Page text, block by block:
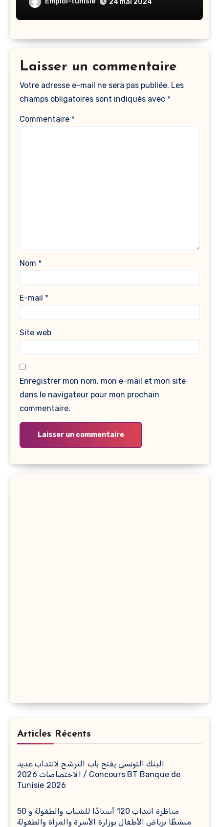
Laisser un commentaire
Votre adresse e-mail ne sera pas publiée. Les
champs obligatoires sont indiqués avec *
Commentaire *
Nom *
E-mail *
Site web
Enregistrer mon nom, mon e-mail et mon site
dans le navigateur pour mon prochain
commentaire.
Articles Récents
البنك التونسي يفتح باب الترشح لانتداب عديد
الاختصاصات 2026 / Concours BT Banque de
Tunisie 2026
مناظرة انتداب 120 أستاذًا للشباب والطفولة و 50
منشطًا برياض الأطفال بوزارة الأسرة والمرأة والطفولة